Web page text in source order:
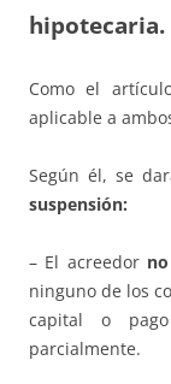
hipotecaria.
Como el
aplicable a
Según él, se
suspensión:
– El acreedor
ninguno de los
capital o
parcialmente.